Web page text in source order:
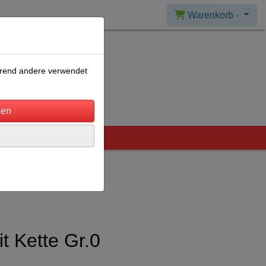
Warenkorb -
Kette Gr.0
andere verwendet